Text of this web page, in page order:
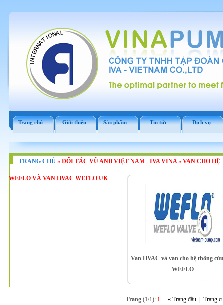
Trang chủ Giới thiệu Sản phẩm Tin tức Dịch vụ
TRANG CHỦ» ĐỐI TÁC VŨ ANH VIỆT NAM - IVA VINA» VAN CHO HỆ
WEFLO VÀ VAN HVAC WEFLO UK
Van HVAC và van cho hệ thống
WEFLO
Trang (1/1):1 ... « Trang đầu Trang